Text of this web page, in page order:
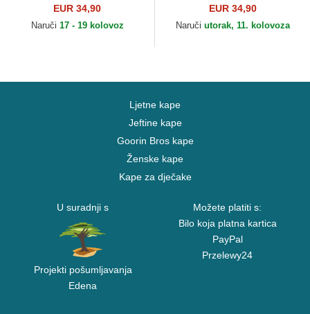
KFP TAKB Po Kung Fu
Panda Capslab
EUR 34,90
Naruči 17 - 19 kolovoz
Prijestol Igra prijestolja
Capslab
EUR 34,90
Naruči utorak, 11. kolovoza
Ljetne kape
Jeftine kape
Goorin Bros kape
Ženske kape
Kape za dječake
U suradnji s
Projekti pošumljavanja
Edena
Možete platiti s:
Bilo koja platna kartica
PayPal
Przelewy24